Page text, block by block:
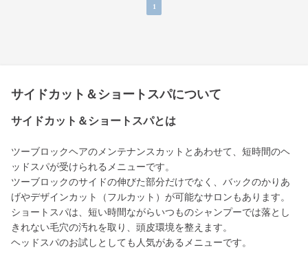
1
サイドカット＆ショートスパについて
サイドカット＆ショートスパとは
ツーブロックヘアのメンテナンスカットとあわせて、短時間のヘ
ッドスパが受けられるメニューです。
ツーブロックのサイドの伸びた部分だけでなく、バックのかりあ
げやデザインカット（フルカット）が可能なサロンもあります。
ショートスパは、短い時間ながらいつものシャンプーでは落とし
きれない毛穴の汚れを取り、頭皮環境を整えます。
ヘッドスパのお試しとしても人気があるメニューです。